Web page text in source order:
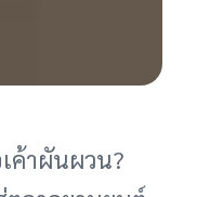
ค้าผันผวน?